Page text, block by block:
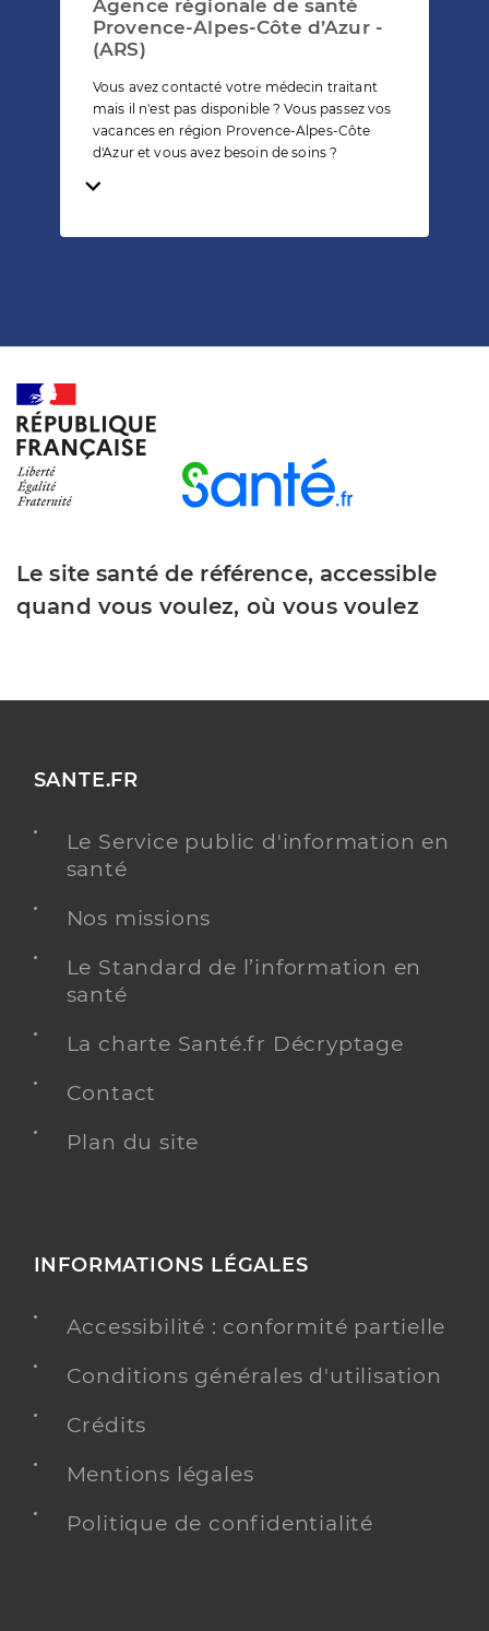
Agence régionale de santé
Provence-Alpes-Côte d’Azur -
(ARS)
Vous avez contacté votre médecin traitant
mais il n'est pas disponible ? Vous passez vos
vacances en région Provence-Alpes-Côte
d'Azur et vous avez besoin de soins ?
Temps de lecture
Le site santé de référence, accessible
quand vous voulez, où vous voulez
SANTE.FR
Le Service public d'information en
santé
Nos missions
Le Standard de l’information en
santé
La charte Santé.fr Décryptage
Contact
Plan du site
INFORMATIONS LÉGALES
Accessibilité : conformité partielle
Conditions générales d'utilisation
Crédits
Mentions légales
Politique de confidentialité